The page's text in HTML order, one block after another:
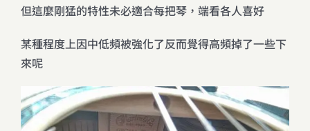
但這麼剛猛的特性未必適合每把琴，端看各人喜好
某種程度上因中低頻被強化了反而覺得高頻掉了一些下
來呢